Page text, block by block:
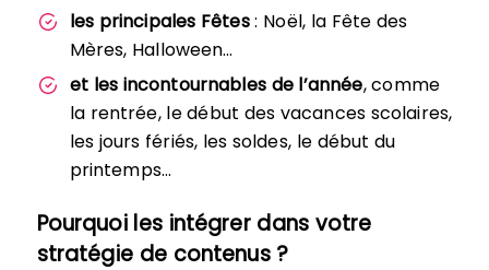
les principales Fêtes: Noël, la Fête des
Mères, Halloween…
et les incontournables de l’année, comme
la rentrée, le début des vacances scolaires,
les jours fériés, les soldes, le début du
printemps…
Pourquoi les intégrer dans votre
stratégie de contenus ?